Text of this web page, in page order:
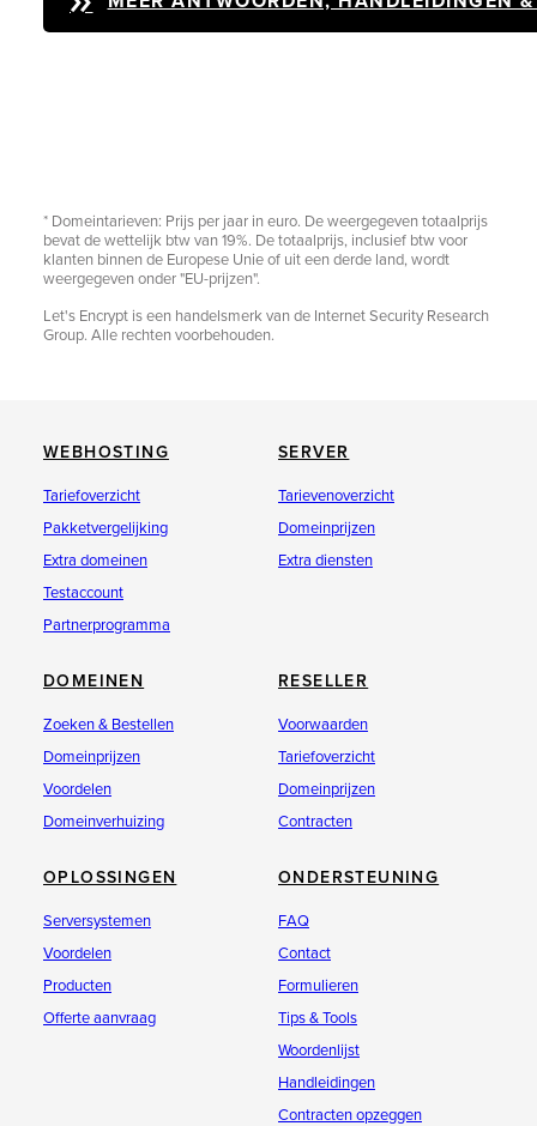
* Domeintarieven: Prijs per jaar in euro. De weergegeven totaalprijs
bevat de wettelijk btw van 19%. De totaalprijs, inclusief btw voor
klanten binnen de Europese Unie of uit een derde land, wordt
weergegeven onder "EU-prijzen".
Let's Encrypt is een handelsmerk van de Internet Security Research
Group. Alle rechten voorbehouden.
WEBHOSTING
Tariefoverzicht
Pakketvergelijking
Extra domeinen
Testaccount
Partnerprogramma
SERVER
Tarievenoverzicht
Domeinprijzen
Extra diensten
DOMEINEN
Zoeken & Bestellen
Domeinprijzen
Voordelen
Domeinverhuizing
RESELLER
Voorwaarden
Tariefoverzicht
Domeinprijzen
Contracten
OPLOSSINGEN
Serversystemen
Voordelen
Producten
Offerte aanvraag
ONDERSTEUNING
FAQ
Contact
Formulieren
Tips & Tools
Woordenlijst
Handleidingen
Contracten opzeggen